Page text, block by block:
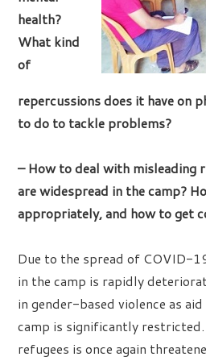
health?
What kind
of
repercussions does it have on
to do to tackle problems?
– How to deal with misleading
are widespread in the camp?
appropriately, and how to get
Due to the spread of COVID-
in the camp is rapidly
in gender-based violence as
camp is significantly
refugees is once again